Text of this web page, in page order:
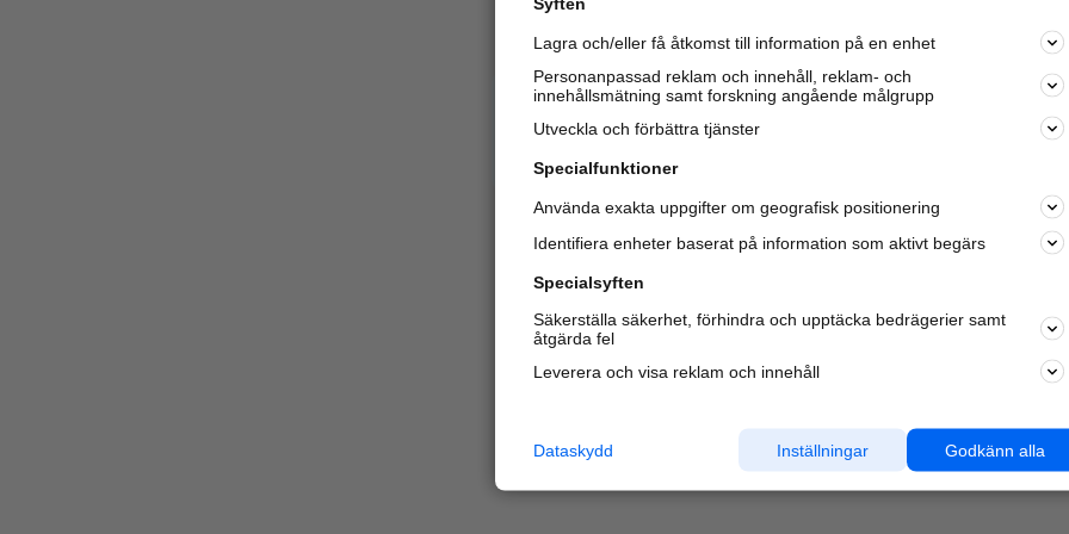
Varje vecka besöker du och 4 miljonerandra härliga
oss för att hitta rätt lokal information om företag,
Lagra och/eller få åtkomst till information på en enhet
Personanpassad reklam och innehåll, reklam- och
innehållsmätning samt forskning angående målgrupp
Utveckla och förbättra tjänster
Specialfunktioner
Använda exakta uppgifter om geografisk positionering
Identifiera enheter baserat på information som aktivt begärs
Specialsyften
Säkerställa säkerhet, förhindra och upptäcka bedrägerier samt
åtgärda fel
Leverera och visa reklam och innehåll
Godkänn alla
Inställningar
Dataskydd